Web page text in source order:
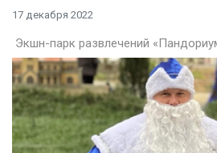
17 декабря 2022
Экшн-парк развлечений